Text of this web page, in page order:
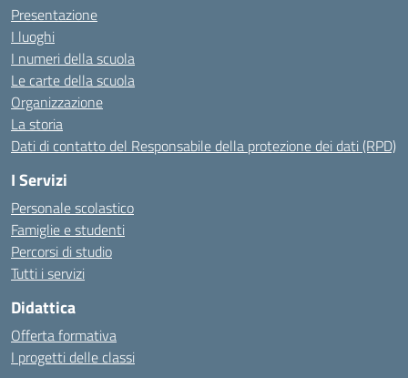
Presentazione
I luoghi
I numeri della scuola
Le carte della scuola
Organizzazione
La storia
Dati di contatto del Responsabile della protezione dei dati (RPD)
I Servizi
Personale scolastico
Famiglie e studenti
Percorsi di studio
Tutti i servizi
Didattica
Offerta formativa
I progetti delle classi